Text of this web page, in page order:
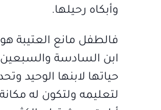
وأبكاه رحيلها.
فالطفل مانع العتيبة
ابن السادسة والسبعين
حياتها لابنها الوحيد
لتعليمه ولتكون له